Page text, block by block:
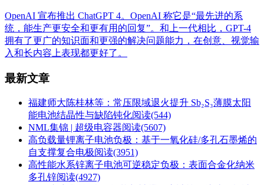
OpenAI 宣布推出 ChatGPT 4。OpenAI 称它是“最先进的系
统，能生产更安全和更有用的回复”。和上一代相比，GPT-4
拥有了更广的知识面和更强的解决问题能力，在创意、视觉输
入和长内容上表现都更好了。
最新文章
福建师大陈桂林等：常压限域退火提升 Sb₂S₃薄膜太阳
能电池结晶性与缺陷钝化阅读(544)
NML集锦 | 超级电容器阅读(5607)
高负载量锂离子电池负极：基于一氧化硅/多孔石墨烯的
自支撑复合电极阅读(3951)
高性能水系锌离子电池可逆稳定负极：表面合金化纳米
多孔锌阅读(4927)